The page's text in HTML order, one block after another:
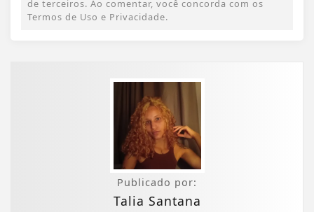
de terceiros. Ao comentar, você concorda com os
Termos de Uso e Privacidade.
Publicado por:
Talia Santana